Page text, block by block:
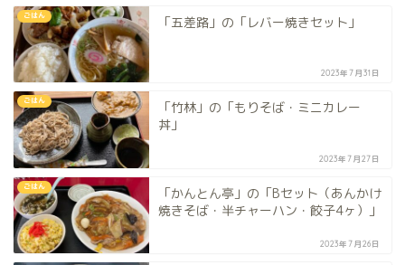
ごはん 「五差路」の「レバー焼きセット」
2023年7月31日
ごはん
「竹林」の「もりそば・ミニカレー
丼」
2023年7月27日
ごはん
「かんとん亭」の「Bセット（あんかけ
焼きそば・半チャーハン・餃子4ヶ）」
2023年7月26日